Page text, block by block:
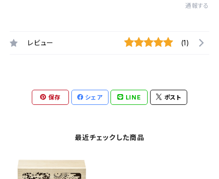
通報する
レビュー (1)
保存 シェア LINE ポスト
最近チェックした商品